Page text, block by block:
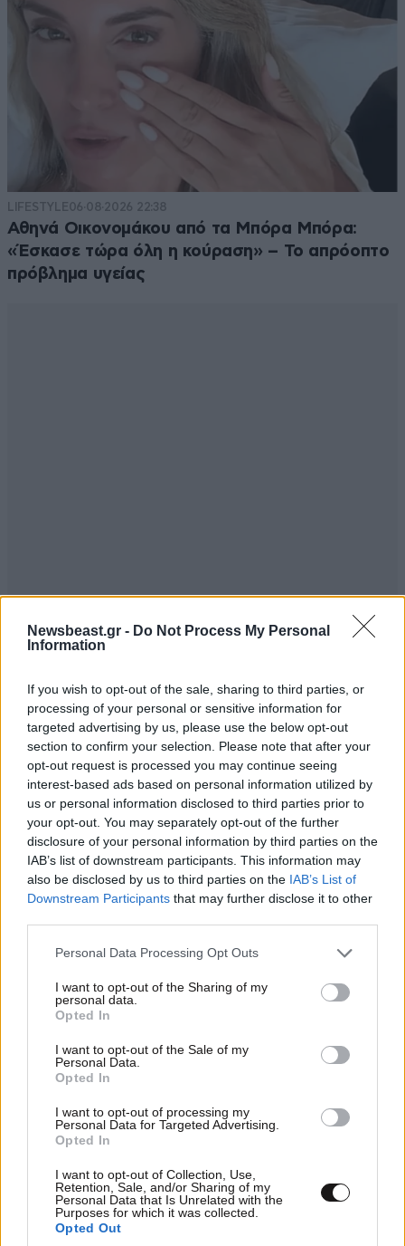
Newsbeast.gr - Do Not Process My Personal
Information
If you wish to opt-out of the sale, sharing to third parties, or
processing of your personal or sensitive information for
targeted advertising by us, please use the below opt-out
section to confirm your selection. Please note that after your
opt-out request is processed you may continue seeing
interest-based ads based on personal information utilized by
us or personal information disclosed to third parties prior to
your opt-out. You may separately opt-out of the further
disclosure of your personal information by third parties on the
IAB’s list of downstream participants. This information may
also be disclosed by us to third parties on the IAB’s List of
Downstream Participants that may further disclose it to other
Please note that this website/app uses one or more Google
not limited to your visit or usage behaviour. You may click to
grant or deny consent to Google and its third-party tags to
use your data for below specified purposes in below Google
consent section.
Personal Data Processing Opt Outs
I want to opt-out of the Sharing of my
personal data.
Opted In
I want to opt-out of the Sale of my
Personal Data.
Opted In
I want to opt-out of processing my
Personal Data for Targeted Advertising.
Opted In
I want to opt-out of Collection, Use,
Retention, Sale, and/or Sharing of my
Personal Data that Is Unrelated with the
Purposes for which it was collected.
Opted Out
LIFESTYLE06·08·2026 22:38
Αθηνά Οικονομάκου από τα Μπόρα Μπόρα:
«Έσκασε τώρα όλη η κούραση» – Το απρόοπτο
πρόβλημα υγείας
ΕΛΛΑΔΑ06·08·2026 21:47